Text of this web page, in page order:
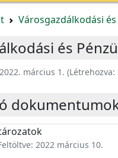
Városgazdálkodási
és
2022. március 1. (Létrehozva:
2022 március 10.